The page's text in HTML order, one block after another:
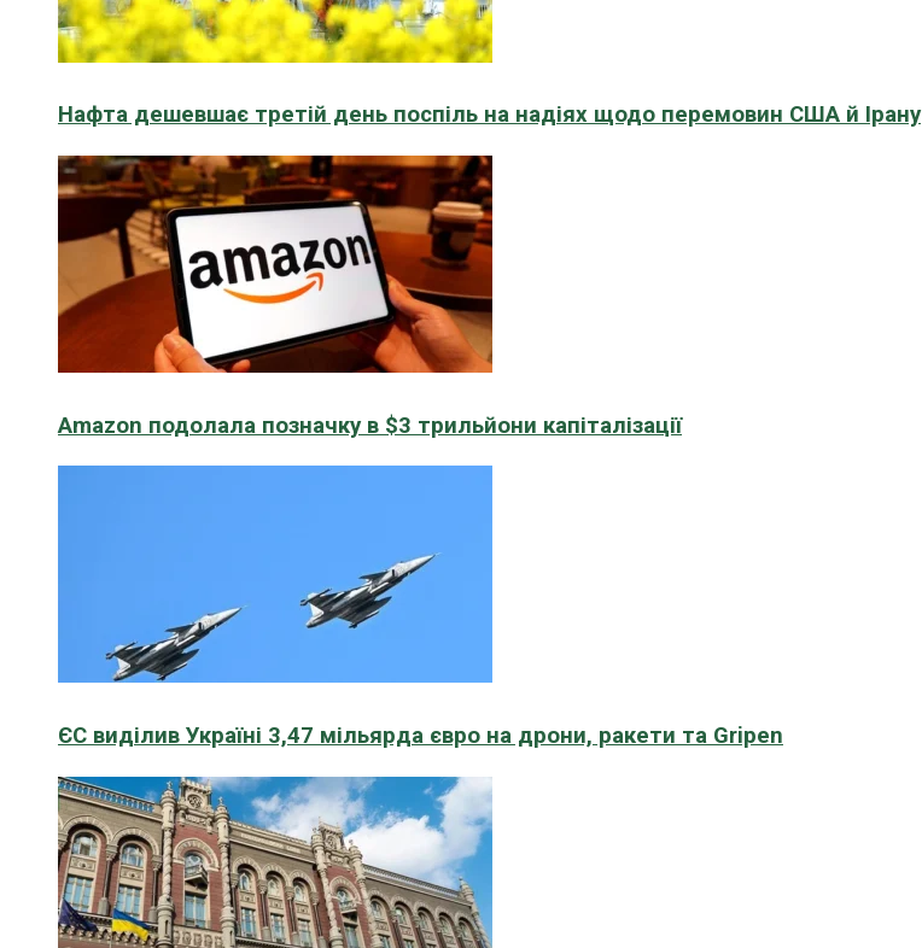
Нафта дешевшає третій день поспіль на надіях щодо перемовин США й Ірану
Amazon подолала позначку в $3 трильйони капіталізації
ЄС виділив Україні 3,47 мільярда євро на дрони, ракети та Gripen